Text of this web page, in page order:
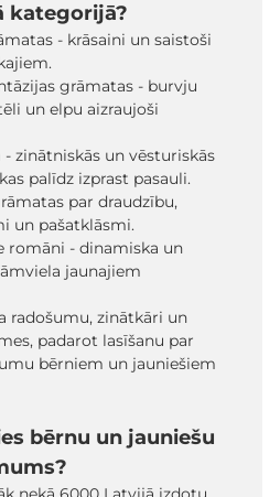
kategorijā?
- krāsaini un saistoši
grāmatas - burvju
un elpu aizraujoši
zinātniskās un vēsturiskās
palīdz izprast pasauli.
par draudzību,
un pašatklāsmi.
romāni - dinamiska un
jaunajiem
radošumu, zinātkāri un
padarot lasīšanu par
bērniem un jauniešiem
bērnu un jauniešu